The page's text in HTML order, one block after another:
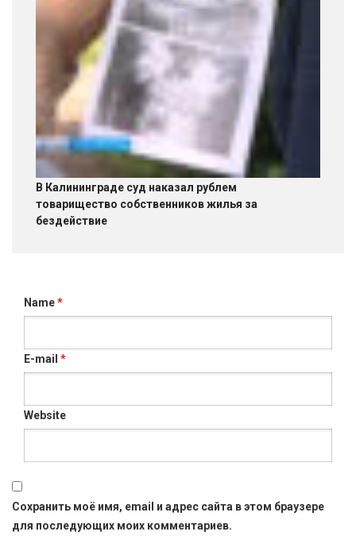
В Калининграде суд наказал рублем
товарищество собственников жилья за
бездействие
Name*
E-mail *
Website
Сохранить моё имя, email и адрес сайта в этом браузере
для последующих моих комментариев.